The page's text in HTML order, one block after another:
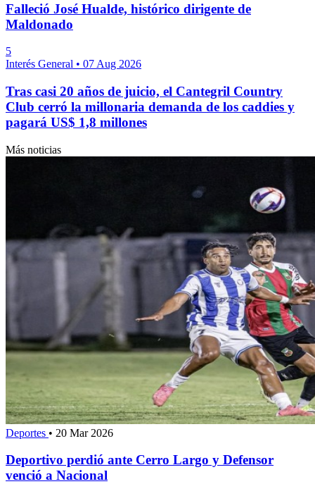
Falleció José Hualde, histórico dirigente de
Maldonado
5
Interés General • 07 Aug 2026
Tras casi 20 años de juicio, el Cantegril Country
Club cerró la millonaria demanda de los caddies y
pagará US$ 1,8 millones
Más noticias
Deportes • 20 Mar 2026
Deportivo perdió ante Cerro Largo y Defensor
venció a Nacional